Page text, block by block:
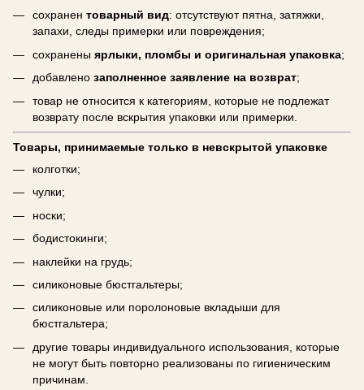
сохранен товарный вид: отсутствуют пятна, затяжки,
запахи, следы примерки или повреждения;
сохранены ярлыки, пломбы и оригинальная упаковка;
добавлено заполненное заявление на возврат;
товар не относится к категориям, которые не подлежат
возврату после вскрытия упаковки или примерки.
Товары, принимаемые только в невскрытой упаковке
колготки;
чулки;
носки;
бодистокинги;
наклейки на грудь;
силиконовые бюстгальтеры;
силиконовые или поролоновые вкладыши для
бюстгальтера;
другие товары индивидуального использования, которые
не могут быть повторно реализованы по гигиеническим
причинам.